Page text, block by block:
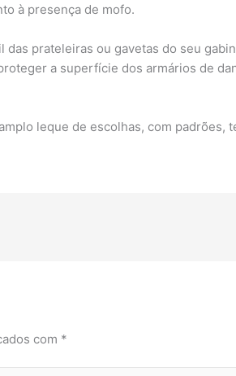
à presença de mofo.
prateleiras ou gavetas do seu
a superfície dos armários de
leque de escolhas, com padrões,
com *